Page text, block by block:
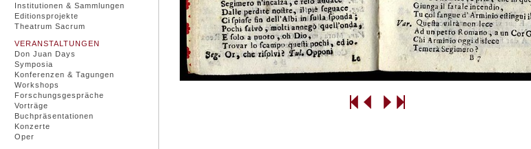
Institutionen & Sammlungen
Editionsprojekte
Theatrum Sacrum
VERANSTALTUNGEN
Don Juan Days
Symposia
Konferenzen & Tagungen
Workshops
Forschungsgespräche
Vorträge
Buchpräsentationen
Konzerte
Oper